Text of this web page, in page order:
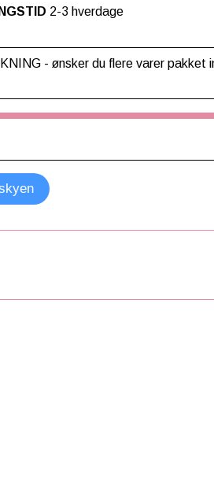
2-3 hverdage
- ønsker du flere varer pakket